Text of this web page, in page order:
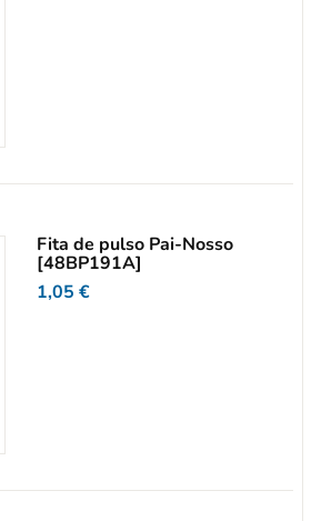
Fita de pulso Pai-Nosso
[48BP191A]
1,05€